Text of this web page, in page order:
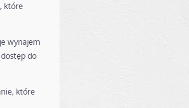
które
wynajem
do
które